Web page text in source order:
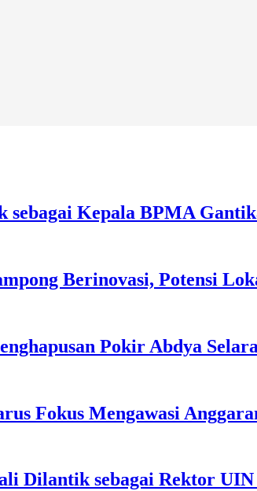
Kepala BPMA
Berinovasi, Potensi
Pokir Abdya
Fokus Mengawasi
Dilantik sebagai Rektor UIN